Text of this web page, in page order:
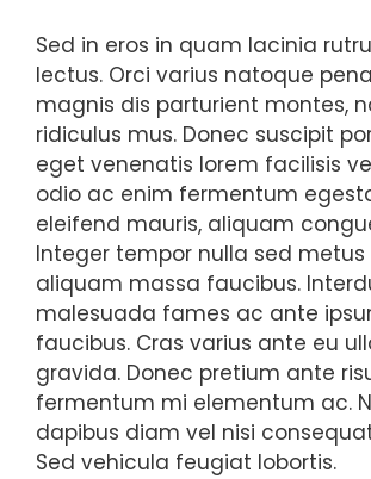
Sed in eros in quam lacinia
lectus. Orci varius natoque
magnis dis parturient montes,
ridiculus mus. Donec suscipit
eget venenatis lorem facilisis
odio ac enim fermentum
eleifend mauris, aliquam
Integer tempor nulla sed
aliquam massa faucibus.
malesuada fames ac ante
faucibus. Cras varius ante eu
gravida. Donec pretium ante
fermentum mi elementum ac.
dapibus diam vel nisi
Sed vehicula feugiat lobortis.